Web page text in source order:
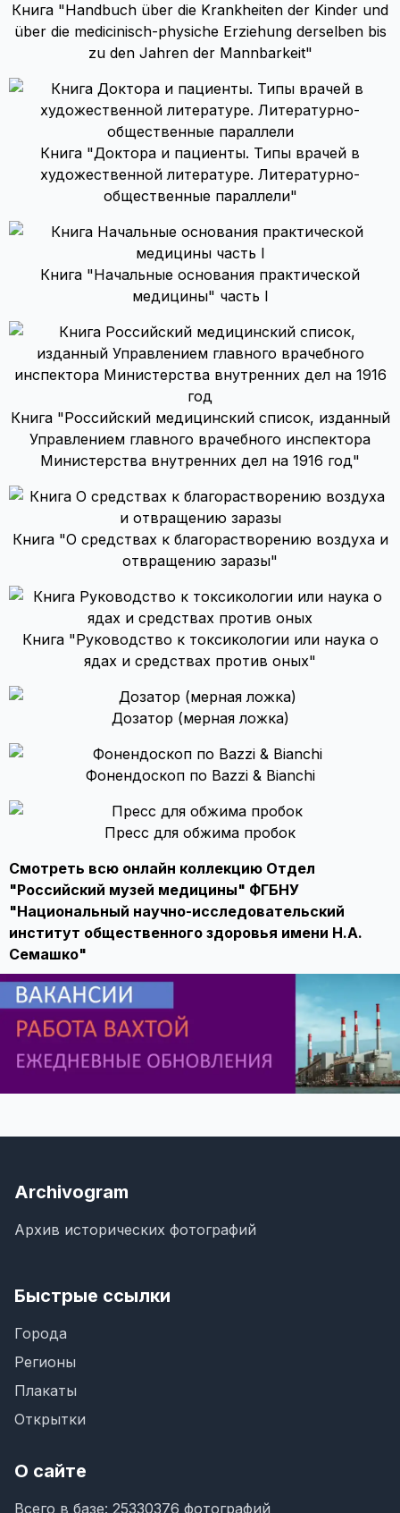
Книга "Handbuch über die Krankheiten der Kinder und
über die medicinisch-physiche Erziehung derselben bis
zu den Jahren der Mannbarkeit"
Книга "Доктора и пациенты. Типы врачей в
художественной литературе. Литературно-
общественные параллели"
Книга "Начальные основания практической
медицины" часть I
Книга "Российский медицинский список, изданный
Управлением главного врачебного инспектора
Министерства внутренних дел на 1916 год"
Книга "О средствах к благорастворению воздуха и
отвращению заразы"
Книга "Руководство к токсикологии или наука о
ядах и средствах против оных"
Дозатор (мерная ложка)
Фонендоскоп по Bazzi & Bianchi
Пресс для обжима пробок
Смотреть всю онлайн коллекцию Отдел
"Российский музей медицины" ФГБНУ
"Национальный научно-исследовательский
институт общественного здоровья имени Н.А.
Семашко"
Archivogram
Архив исторических фотографий
Быстрые ссылки
Города
Регионы
Плакаты
Открытки
О сайте
Всего в базе: 25330376 фотографий